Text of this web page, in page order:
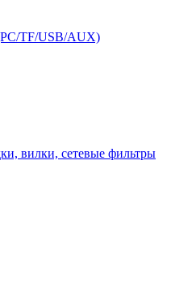
TF/USB/AUX)
вилки, сетевые фильтры